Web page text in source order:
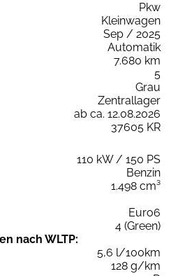
Pkw
Kleinwagen
Sep / 2025
Automatik
7.680 km
5
Grau
Zentrallager
ab ca. 12.08.2026
37605 KR
110 kW / 150 PS
Benzin
1.498 cm³
Euro6
4 (Green)
nach WLTP:
5,6 l/100km
128 g/km